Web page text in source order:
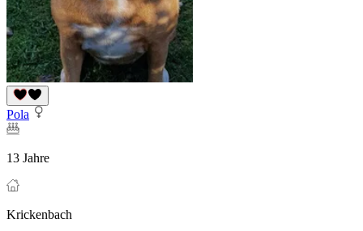
Pola
13 Jahre
Krickenbach